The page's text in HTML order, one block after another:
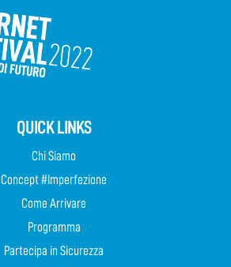
QUICK LINKS
Chi Siamo
Concept #Imperfezione
Come Arrivare
Programma
Partecipa in Sicurezza